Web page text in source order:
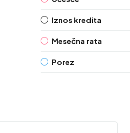
Iznos kredita
Mesečna rata
Porez